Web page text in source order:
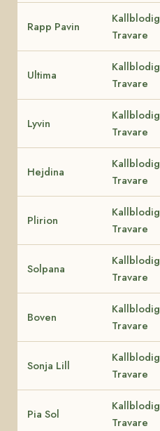
Rapp Pavin
Kallblodig
Travare
Ultima
Kallblodig
Travare
Lyvin
Kallblodig
Travare
Hejdina
Kallblodig
Travare
Plirion
Kallblodig
Travare
Solpana
Kallblodig
Travare
Boven
Kallblodig
Travare
Sonja Lill
Kallblodig
Travare
Pia Sol
Kallblodig
Travare